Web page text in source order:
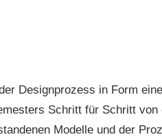
Designprozess in Form
Schritt für Schritt
Modelle und der